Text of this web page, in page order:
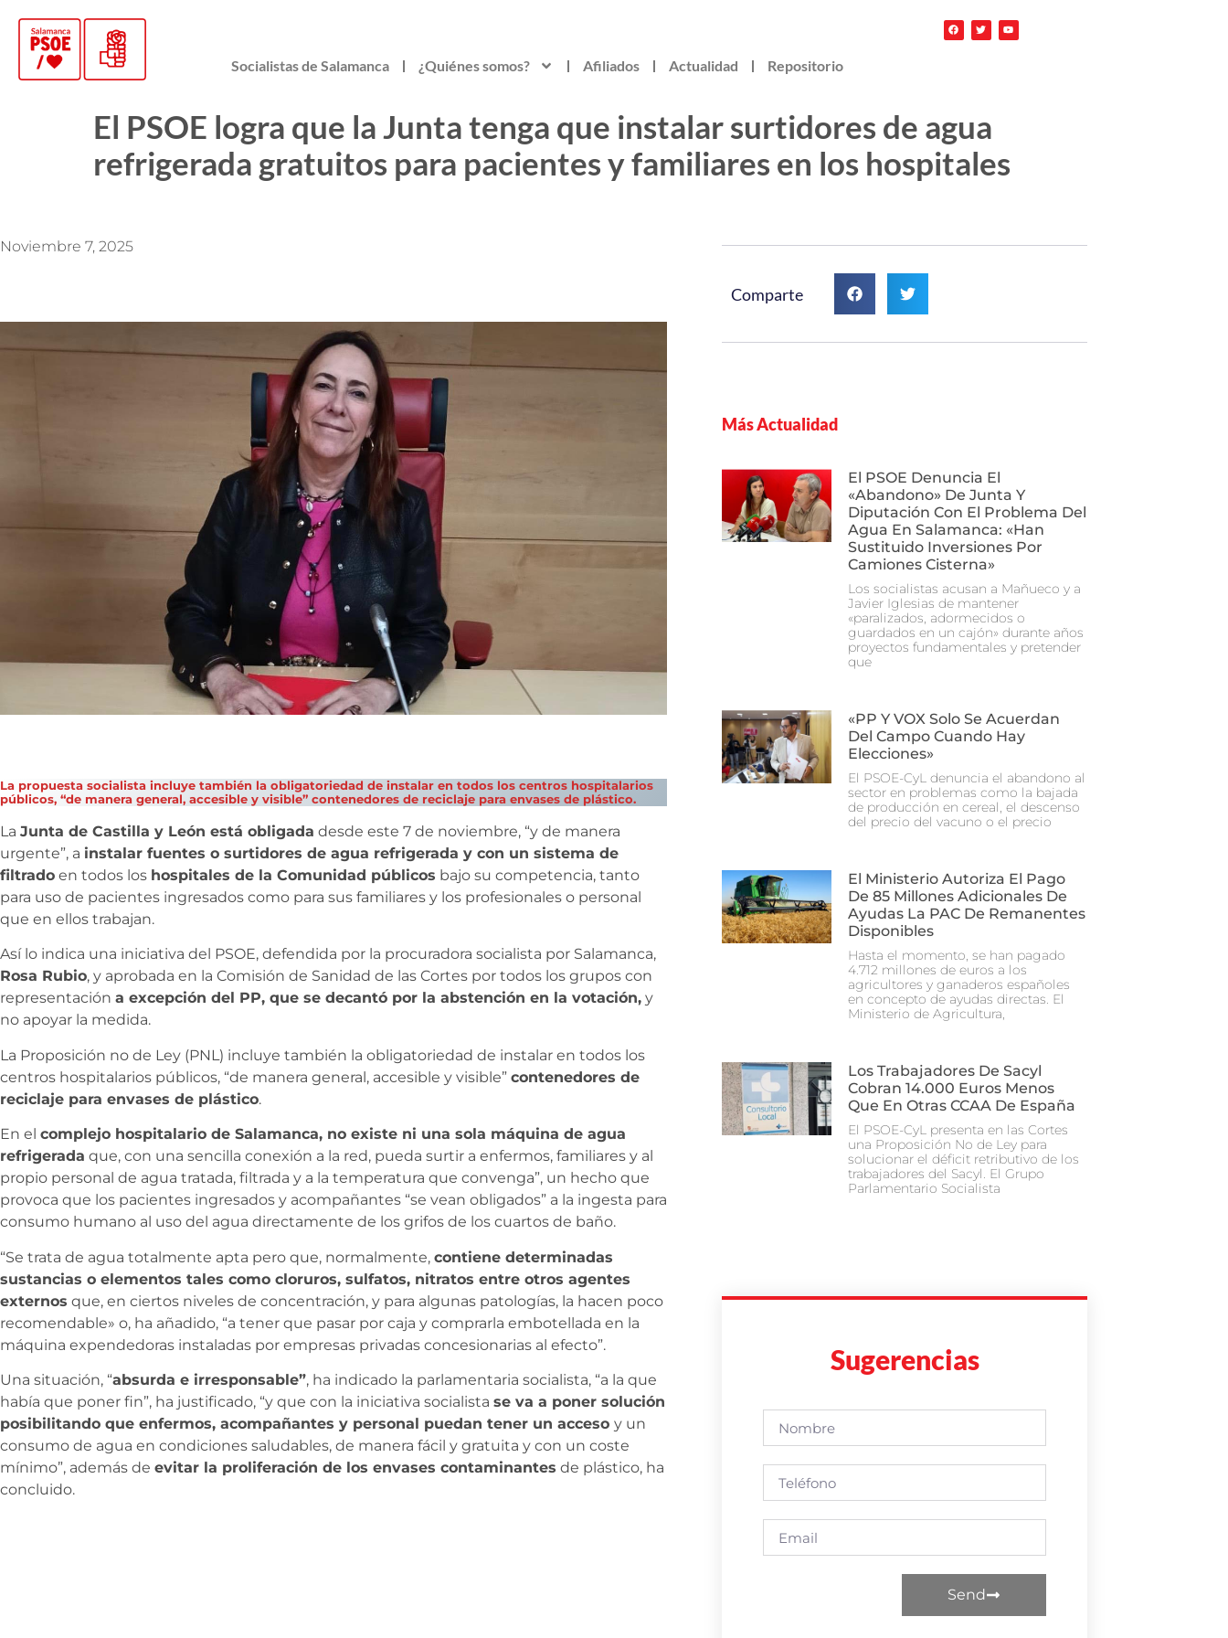
Socialistas de Salamanca ¿Quiénes somos? Afiliados Actualidad Repositorio
El PSOE logra que la Junta tenga que instalar surtidores de agua
refrigerada gratuitos para pacientes y familiares en los hospitales
Noviembre 7, 2025
La propuesta socialista incluye también la obligatoriedad de instalar en todos los centros hospitalarios
públicos, “de manera general, accesible y visible” contenedores de reciclaje para envases de plástico.
La Junta de Castilla y León está obligada desde este 7 de noviembre, “y de manera
urgente”, a instalar fuentes o surtidores de agua refrigerada y con un sistema de
filtrado en todos los hospitales de la Comunidad públicos bajo su competencia, tanto
para uso de pacientes ingresados como para sus familiares y los profesionales o personal
que en ellos trabajan.
Así lo indica una iniciativa del PSOE, defendida por la procuradora socialista por Salamanca,
Rosa Rubio, y aprobada en la Comisión de Sanidad de las Cortes por todos los grupos con
representación a excepción del PP, que se decantó por la abstención en la votación, y
no apoyar la medida.
La Proposición no de Ley (PNL) incluye también la obligatoriedad de instalar en todos los
centros hospitalarios públicos, “de manera general, accesible y visible” contenedores de
reciclaje para envases de plástico.
En el complejo hospitalario de Salamanca, no existe ni una sola máquina de agua
refrigerada que, con una sencilla conexión a la red, pueda surtir a enfermos, familiares y al
propio personal de agua tratada, filtrada y a la temperatura que convenga”, un hecho que
provoca que los pacientes ingresados y acompañantes “se vean obligados” a la ingesta para
consumo humano al uso del agua directamente de los grifos de los cuartos de baño.
“Se trata de agua totalmente apta pero que, normalmente, contiene determinadas
sustancias o elementos tales como cloruros, sulfatos, nitratos entre otros agentes
externos que, en ciertos niveles de concentración, y para algunas patologías, la hacen poco
recomendable» o, ha añadido, “a tener que pasar por caja y comprarla embotellada en la
máquina expendedoras instaladas por empresas privadas concesionarias al efecto”.
Una situación, “absurda e irresponsable”, ha indicado la parlamentaria socialista, “a la que
había que poner fin”, ha justificado, “y que con la iniciativa socialista se va a poner solución
posibilitando que enfermos, acompañantes y personal puedan tener un acceso y un
consumo de agua en condiciones saludables, de manera fácil y gratuita y con un coste
mínimo”, además de evitar la proliferación de los envases contaminantes de plástico, ha
concluido.
Comparte
Más Actualidad
El PSOE Denuncia El
«abandono» De Junta Y
Diputación Con El Problema Del
Agua En Salamanca: «Han
Sustituido Inversiones Por
Camiones Cisterna»
Los socialistas acusan a Mañueco y a
Javier Iglesias de mantener
«paralizados, adormecidos o
guardados en un cajón» durante años
proyectos fundamentales y pretender
que
«PP Y VOX Solo Se Acuerdan
Del Campo Cuando Hay
Elecciones»
El PSOE-CyL denuncia el abandono al
sector en problemas como la bajada
de producción en cereal, el descenso
del precio del vacuno o el precio
El Ministerio Autoriza El Pago
De 85 Millones Adicionales De
Ayudas La PAC De Remanentes
Disponibles
Hasta el momento, se han pagado
4.712 millones de euros a los
agricultores y ganaderos españoles
en concepto de ayudas directas. El
Ministerio de Agricultura,
Los Trabajadores De Sacyl
Cobran 14.000 Euros Menos
Que En Otras CCAA De España
El PSOE-CyL presenta en las Cortes
una Proposición No de Ley para
solucionar el déficit retributivo de los
trabajadores del Sacyl. El Grupo
Parlamentario Socialista
Sugerencias
Send